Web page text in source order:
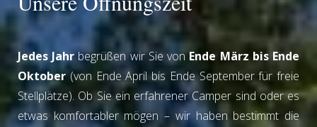
Jedes Jahrbegrüßen wir Sie vonEnde März bis Ende
Oktober(von Ende April bis Ende September für freie
Stellplätze). Ob Sie ein erfahrener Camper sind oder es
etwas komfortabler mögen – wir haben bestimmt die